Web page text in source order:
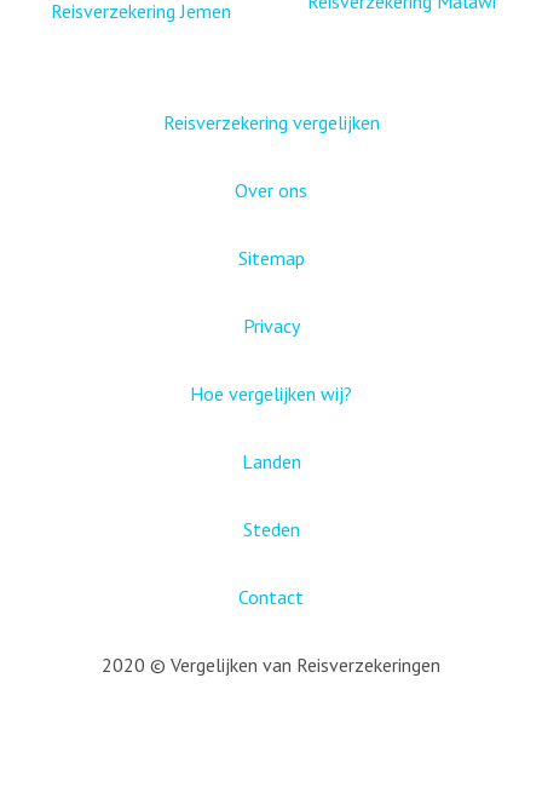
Reisverzekering Jemen
Reisverzekering vergelijken
Over ons
Sitemap
Privacy
Hoe vergelijken wij?
Landen
Steden
Contact
2020 © Vergelijken van Reisverzekeringen